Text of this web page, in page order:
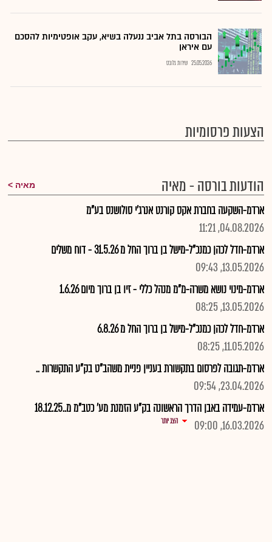
הבורסה בתל אביב ננעלה בשיא, עקב אופטימיות להסכם
עם איראן
25.05.2026 שירות גלובס
הצעות פרסומיות
הודעות בורסה - מאיה מאיה
ארדמ-השקעה בחברת אקס קורנט אנרג'י סולושנס בע"מ
04.08.2026, 11:21
ארדמ-חדל לכהן כמנכ"ל-מישל בן ברוך החל מ 31.5.26 - דוח משלים
13.05.2026, 09:43
ארדמ-מינוי נושא משרה-מ"מ מנהל כללי - זיו בן ברוך מיום 1.6.26
13.05.2026, 08:25
ארדמ-חדל לכהן כמנכ"ל-מישל בן ברוך החל מ 6.8.26
11.05.2026, 08:25
ארדמ-תגובה לפרסום בתקשורת בעניין פניית משהב"ט בק"ע התקשרות ..
23.04.2026, 09:54
ארדמ-עמידה באבן הדרך הראשונה בק"ע הזמנת מע' כטב"מ מ..18.12.25
16.03.2026, 09:00
הצג יותר